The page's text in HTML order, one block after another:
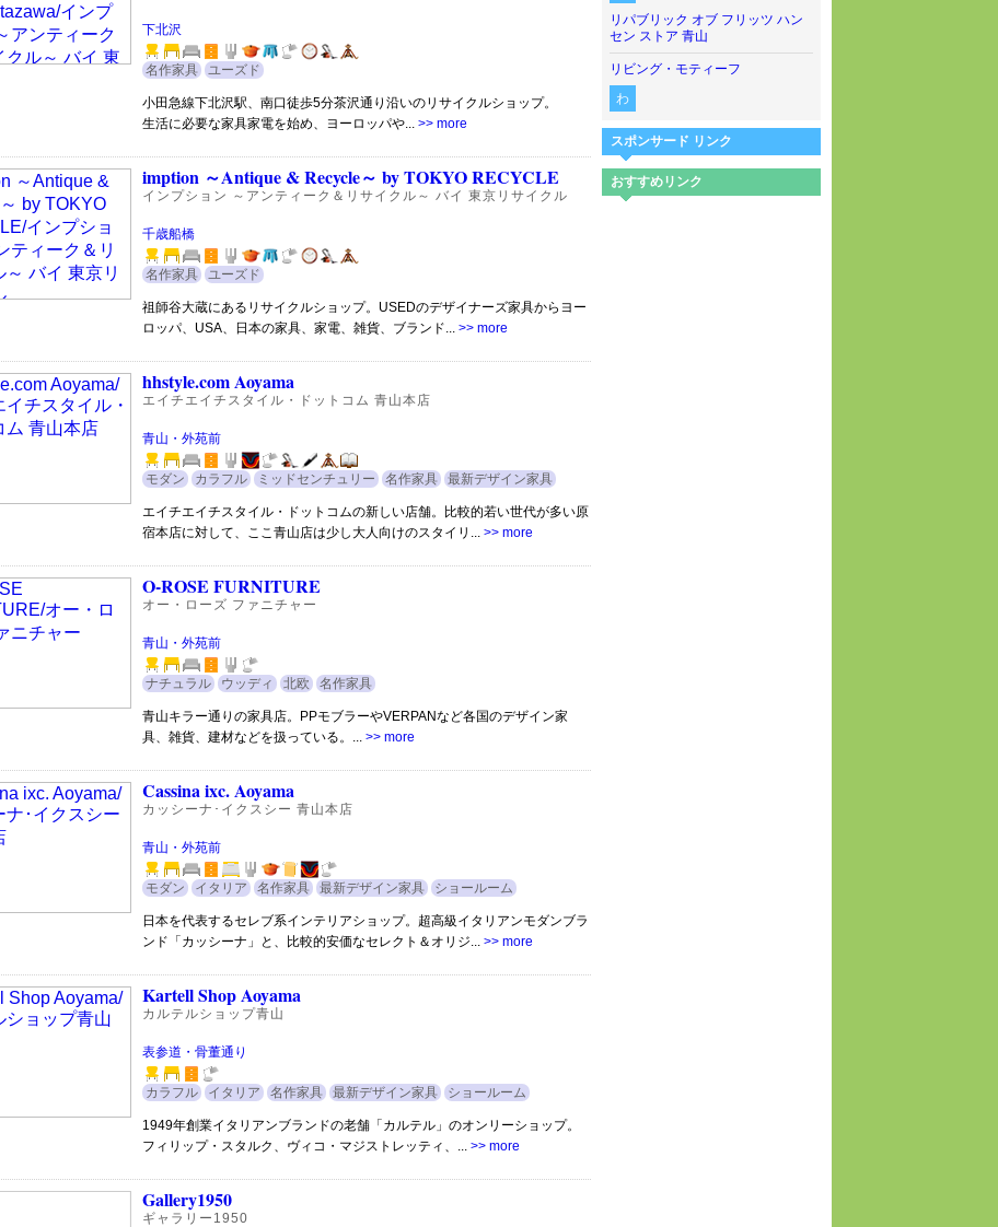
下北沢
名作家具 ユーズド
小田急線下北沢駅、南口徒歩5分茶沢通り沿いのリサイクルショップ。
生活に必要な家具家電を始め、ヨーロッパや... >> more
imption ～Antique & Recycle～ by TOKYO RECYCLE
インプション ～アンティーク＆リサイクル～ バイ 東京リサイクル
千歳船橋
名作家具 ユーズド
祖師谷大蔵にあるリサイクルショップ。USEDのデザイナーズ家具からヨー
ロッパ、USA、日本の家具、家電、雑貨、ブランド... >> more
hhstyle.com Aoyama
エイチエイチスタイル・ドットコム 青山本店
青山・外苑前
モダン カラフル ミッドセンチュリー 名作家具 最新デザイン家具
エイチエイチスタイル・ドットコムの新しい店舗。比較的若い世代が多い原
宿本店に対して、ここ青山店は少し大人向けのスタイリ... >> more
O-ROSE FURNITURE
オー・ローズ ファニチャー
青山・外苑前
ナチュラル ウッディ 北欧 名作家具
青山キラー通りの家具店。PPモブラーやVERPANなど各国のデザイン家
具、雑貨、建材などを扱っている。... >> more
Cassina ixc. Aoyama
カッシーナ･イクスシー 青山本店
青山・外苑前
モダン イタリア 名作家具 最新デザイン家具 ショールーム
日本を代表するセレブ系インテリアショップ。超高級イタリアンモダンブラ
ンド「カッシーナ」と、比較的安価なセレクト＆オリジ... >> more
Kartell Shop Aoyama
カルテルショップ青山
表参道・骨董通り
カラフル イタリア 名作家具 最新デザイン家具 ショールーム
1949年創業イタリアンブランドの老舗「カルテル」のオンリーショップ。
フィリップ・スタルク、ヴィコ・マジストレッティ、... >> more
Gallery1950
ギャラリー1950
リパブリック オブ フリッツ ハン
セン ストア 青山
リビング・モティーフ
わ
スポンサード リンク
おすすめリンク